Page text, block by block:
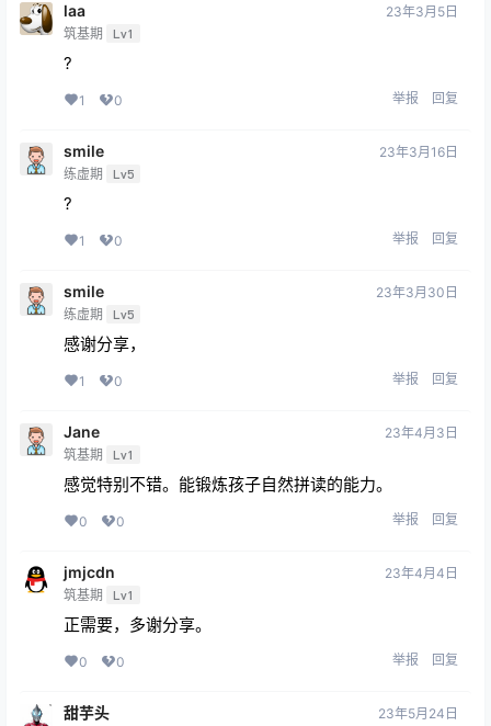
laa
筑基期 Lv1
23年3月5日
?
1 0 举报 回复
smile
练虚期 Lv5
23年3月16日
?
1 0 举报 回复
smile
练虚期 Lv5
23年3月30日
感谢分享，
1 0 举报 回复
Jane
筑基期 Lv1
23年4月3日
感觉特别不错。能锻炼孩子自然拼读的能力。
0 0 举报 回复
jmjcdn
筑基期 Lv1
23年4月4日
正需要，多谢分享。
0 0 举报 回复
甜芋头 23年5月24日